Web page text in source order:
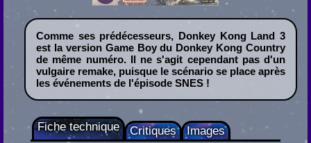
Comme ses prédécesseurs, Donkey Kong Land 3
est la version Game Boy du Donkey Kong Country
de même numéro. Il ne s'agit cependant pas d'un
vulgaire remake, puisque le scénario se place après
les événements de l'épisode SNES !
Fiche technique Critiques Images